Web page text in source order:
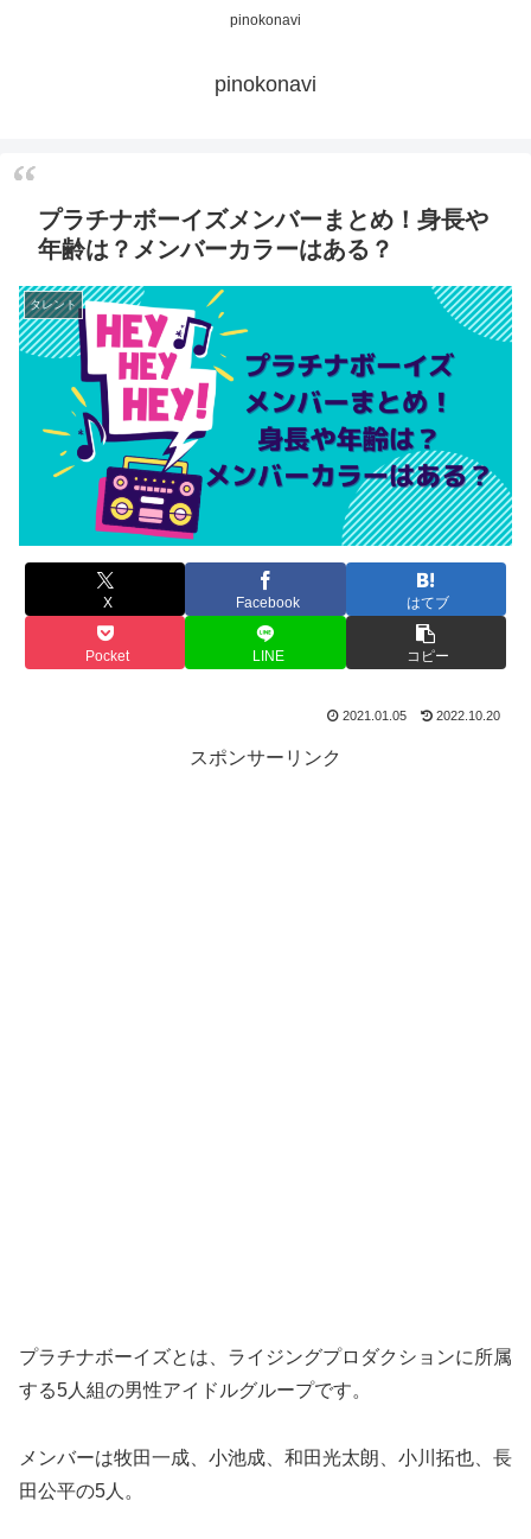
pinokonavi
pinokonavi
プラチナボーイズメンバーまとめ！身長や
年齢は？メンバーカラーはある？
タレント
X Facebook はてブ
Pocket LINE コピー
2021.01.05 2022.10.20
スポンサーリンク
プラチナボーイズとは、ライジングプロダクションに所属
する5人組の男性アイドルグループです。
メンバーは牧田一成、小池成、和田光太朗、小川拓也、長
田公平の5人。